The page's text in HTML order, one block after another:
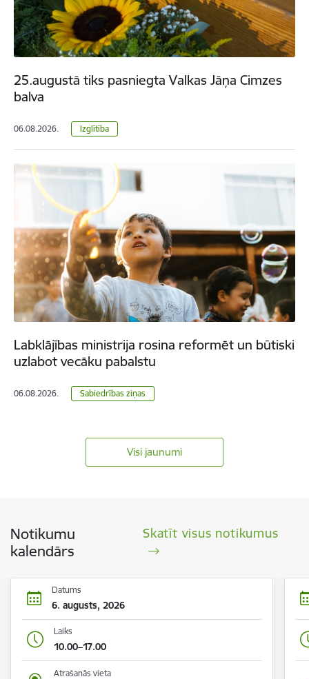
25.augustā tiks pasniegta Valkas Jāņa Cimzes
balva
06.08.2026. Izglītība
Labklājības ministrija rosina reformēt un būtiski
uzlabot vecāku pabalstu
06.08.2026. Sabiedrības ziņas
Visi jaunumi
Notikumu
kalendārs
Skatīt visus notikumus
Datums
6. augusts, 2026
Laiks
10.00–17.00
Atrašanās vieta